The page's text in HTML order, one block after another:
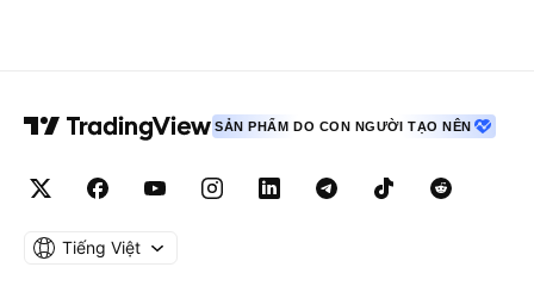
SẢN PHẨM DO CON NGƯỜI TẠO NÊN
Tiếng Việt